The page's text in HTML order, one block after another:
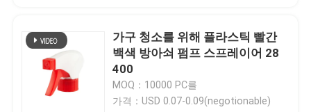
가구 청소를 위해 플라스틱 빨간
백색 방아쇠 펌프 스프레이어 28
400
MOQ：10000 PC를
가격：USD 0.07-0.09(negotionable)